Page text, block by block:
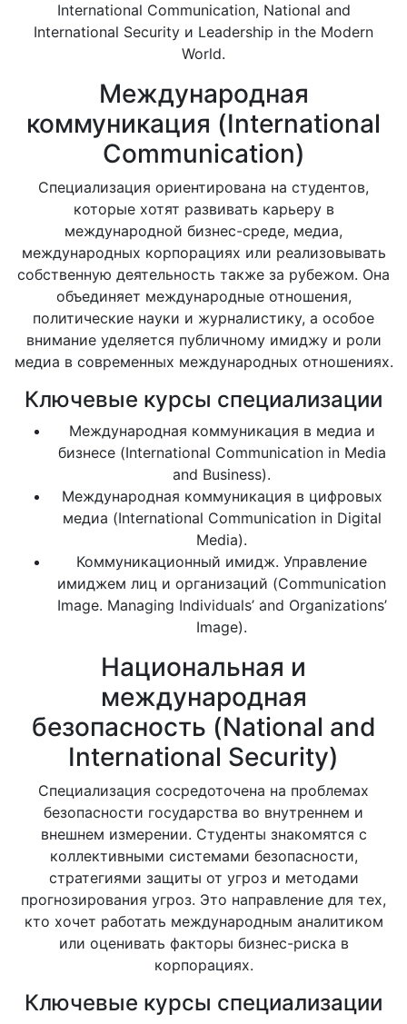
International Communication, National and
International Security и Leadership in the Modern
World.
Международная
коммуникация (International
Communication)
Специализация ориентирована на студентов,
которые хотят развивать карьеру в
международной бизнес-среде, медиа,
международных корпорациях или реализовывать
собственную деятельность также за рубежом. Она
объединяет международные отношения,
политические науки и журналистику, а особое
внимание уделяется публичному имиджу и роли
медиа в современных международных отношениях.
Ключевые курсы специализации
Международная коммуникация в медиа и
бизнесе (International Communication in Media
and Business).
Международная коммуникация в цифровых
медиа (International Communication in Digital
Media).
Коммуникационный имидж. Управление
имиджем лиц и организаций (Communication
Image. Managing Individuals’ and Organizations’
Image).
Национальная и
международная
безопасность (National and
International Security)
Специализация сосредоточена на проблемах
безопасности государства во внутреннем и
внешнем измерении. Студенты знакомятся с
коллективными системами безопасности,
стратегиями защиты от угроз и методами
прогнозирования угроз. Это направление для тех,
кто хочет работать международным аналитиком
или оценивать факторы бизнес-риска в
корпорациях.
Ключевые курсы специализации